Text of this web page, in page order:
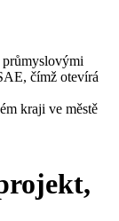
čímž otevírá
kraji ve městě